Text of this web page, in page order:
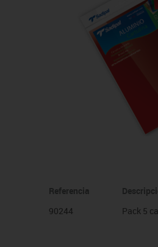
Manualidades
Material escolar
Plastifica, encuaderna,
Papel y manipulados
Referencia
90244
Pack 5